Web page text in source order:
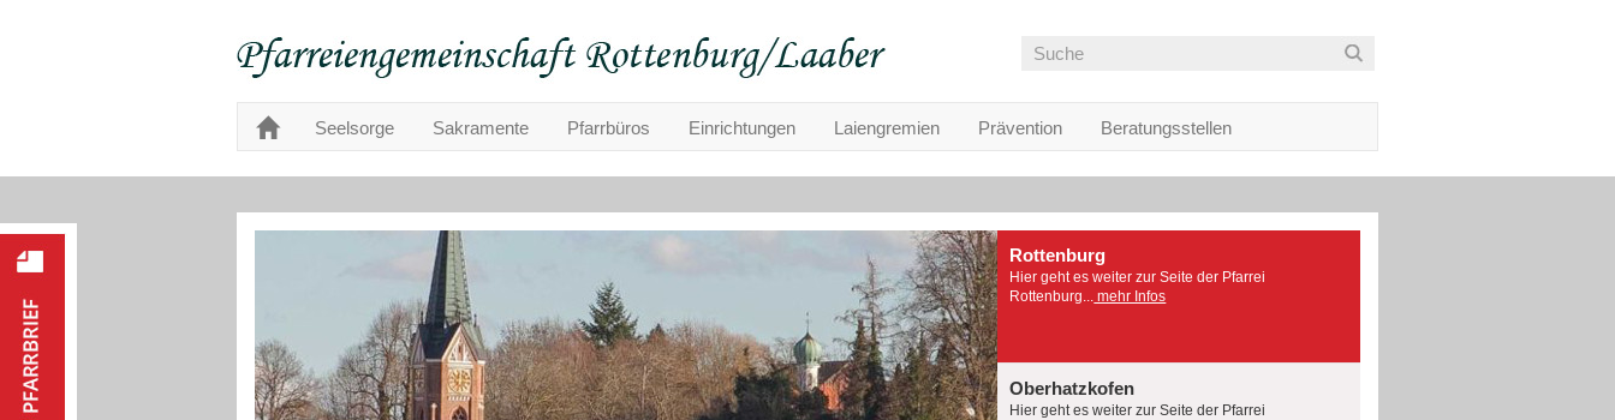
Seelsorge Sakramente Pfarrbüros Einrichtungen Laiengremien Prävention Beratungsstellen
Rottenburg
Hier geht es weiter zur Seite der Pfarrei
Rottenburg... mehr Infos
Oberhatzkofen
Hier geht es weiter zur Seite der Pfarrei